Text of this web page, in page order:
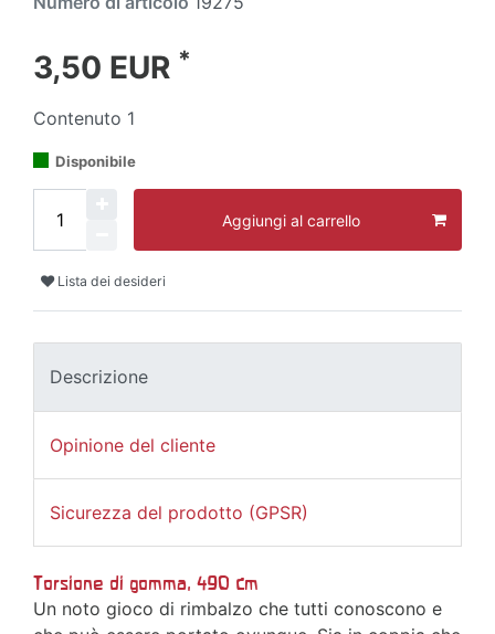
3,50 EUR *
Contenuto 1
Disponibile
Aggiungi al carrello
Lista dei desideri
Descrizione
Opinione del cliente
Sicurezza del prodotto (GPSR)
Torsione di gomma, 490 cm
Un noto gioco di rimbalzo che tutti conoscono e